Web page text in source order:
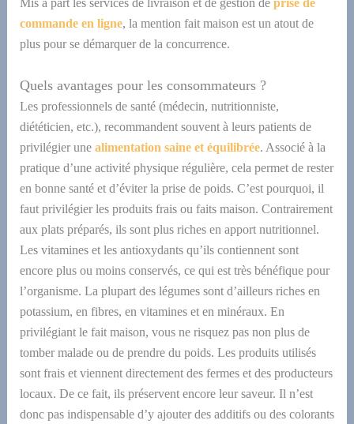
Mis à part lesservicesde livraison et degestion de prise de
commande en ligne, la mention fait maison est un atout de
plus pour se démarquer de la concurrence.
Quels avantages pour les consommateurs ?
Les professionnels de santé (médecin, nutritionniste,
diététicien, etc.), recommandent souvent à leurspatients de
privilégier une alimentation saine et équilibrée. Associé à la
pratique d’une activité physique régulière, cela permet de rester
en bonne santé et d’éviter la prise de poids. C’est pourquoi, il
faut privilégier les produits frais ou faits maison. Contrairement
aux plats préparés, ils sont plus riches en apport nutritionnel.
Les vitamines et les antioxydants qu’ils contiennent sont
encore plus ou moins conservés, ce qui est très bénéfique pour
l’organisme. La plupart des légumes sont d’ailleursriches en
potassium, en fibres, en vitamines et en minéraux. En
privilégiant le fait maison, vous ne risquez pas non plus de
tomber malade ou de prendre du poids. Les produits utilisés
sont frais et viennent directement des fermes et des producteurs
locaux. De ce fait, ils préserventencore leur saveur. Il n’est
donc pas indispensable d’y ajouter des additifs ou des colorants